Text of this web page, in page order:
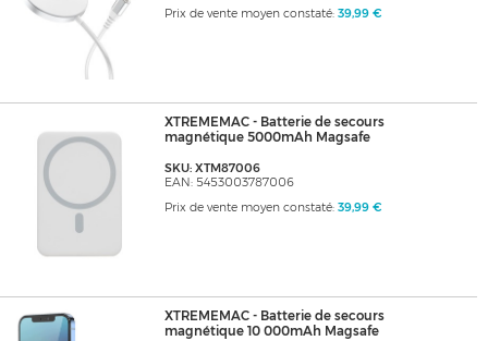
Prix de vente moyen constaté: 39,99 €
XTREMEMAC - Batterie de secours
magnétique 5000mAh Magsafe
SKU: XTM87006
EAN: 5453003787006
Prix de vente moyen constaté: 39,99 €
XTREMEMAC - Batterie de secours
magnétique 10 000mAh Magsafe